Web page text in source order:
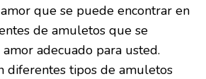
que se puede encontrar en
de amuletos que se
adecuado para usted.
diferentes tipos de amuletos